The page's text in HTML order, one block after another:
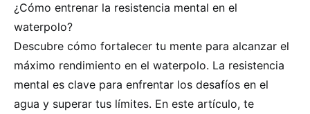
¿Cómo entrenar la resistencia mental en el
waterpolo?
Descubre cómo fortalecer tu mente para alcanzar el
máximo rendimiento en el waterpolo. La resistencia
mental es clave para enfrentar los desafíos en el
agua y superar tus límites. En este artículo, te